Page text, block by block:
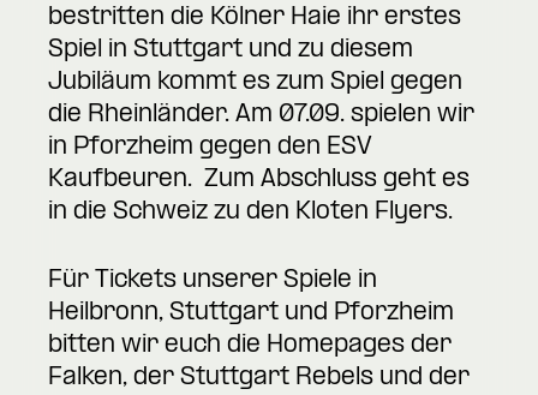
bestritten die Kölner Haie ihr erstes
Spiel in Stuttgart und zu diesem
Jubiläum kommt es zum Spiel gegen
die Rheinländer. Am 07.09. spielen wir
in Pforzheim gegen den ESV
Kaufbeuren. Zum Abschluss geht es
in die Schweiz zu den Kloten Flyers.
Für Tickets unserer Spiele in
Heilbronn, Stuttgart und Pforzheim
bitten wir euch die Homepages der
Falken, der Stuttgart Rebels und der